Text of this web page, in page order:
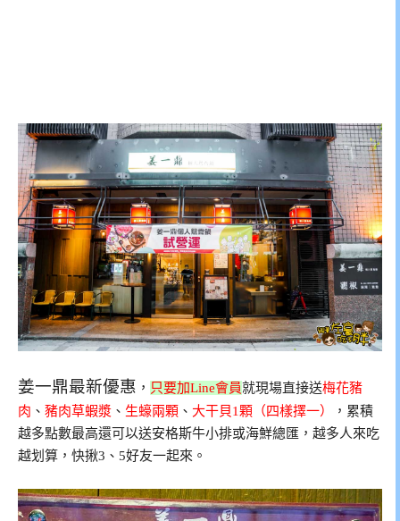
姜一鼎最新優惠 ， 只要加Line會員就現場直接送梅花豬
肉 、 豬肉草蝦漿 、 生蠔兩顆 、 大干貝1顆（四樣擇一）
，累積
越多點數最高還可以送安格斯牛小排或海鮮總匯，越多人來吃
越划算，快揪3、5好友一起來。